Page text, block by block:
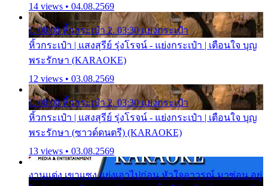
14 views • 04.08.2569
1. 00:00 หิ้วกระเป๋า 2. 03:30 แย่งกระเป๋า
หิ้วกระเป๋า | แสงสุรีย์ รุ่งโรจน์ - แย่งกระเป๋า | เตือนใจ บุญ
พระรักษา (KARAOKE)
12 views • 03.08.2569
1. 00:00 หิ้วกระเป๋า 2. 03:30 แย่งกระเป๋า
หิ้วกระเป๋า | แสงสุรีย์ รุ่งโรจน์ - แย่งกระเป๋า | เตือนใจ บุญ
พระรักษา (ซาวด์ดนตรี) (KARAOKE)
13 views • 03.08.2569
งานแต่ง เขาแซง แย่งเอาไปก่อน หัวใจอาวรณ์ มาซ่อน อยู่